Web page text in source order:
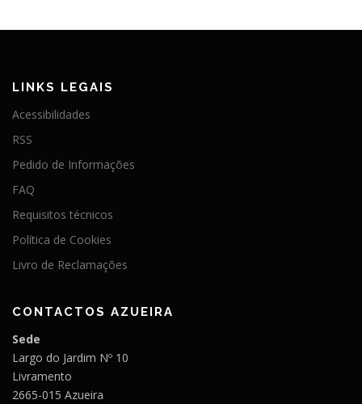
o
d
a
r
t
i
g
s
LINKS LEGAIS
Acessibilidades
RSS
Pedido de Informações
FAQ
Requisitos técnicos
Política de Cookies
Livro de Reclamações
CONTACTOS AZUEIRA
Sede
Largo do Jardim Nº 10
Livramento
2665-015 Azueira